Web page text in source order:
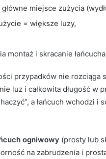
miejsce zużycia
= większe luzy,
montaż i skracanie
przypadków nie
luz i całkowita długość w
a łańcuch wchodzi i
ogniwowy (prosty lub
na zabrudzenia i